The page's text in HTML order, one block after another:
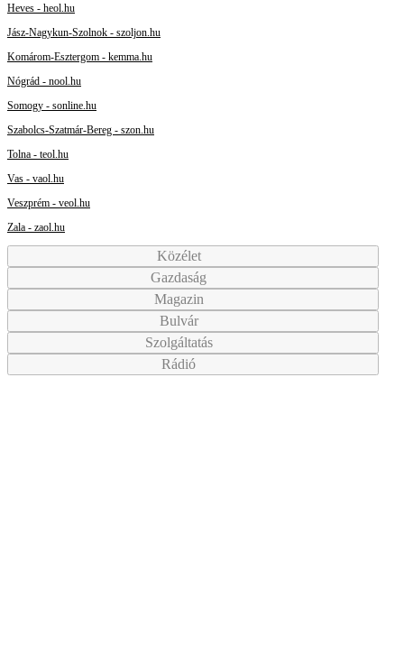
Heves - heol.hu
Jász-Nagykun-Szolnok - szoljon.hu
Komárom-Esztergom - kemma.hu
Nógrád - nool.hu
Somogy - sonline.hu
Szabolcs-Szatmár-Bereg - szon.hu
Tolna - teol.hu
Vas - vaol.hu
Veszprém - veol.hu
Zala - zaol.hu
Közélet
Gazdaság
Magazin
Bulvár
Szolgáltatás
Rádió